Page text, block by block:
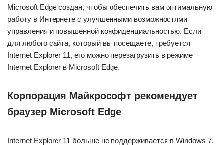
Microsoft Edge создан, чтобы обеспечить вам оптимальную
работу в Интернете с улучшенными возможностями
управления и повышенной конфиденциальностью. Если
для любого сайта, который вы посещаете, требуется
Internet Explorer 11, его можно перезагрузить в режиме
Internet Explorer в Microsoft Edge.
Корпорация Майкрософт рекомендует
браузер Microsoft Edge
Internet Explorer 11 больше не поддерживается в Windows 7.